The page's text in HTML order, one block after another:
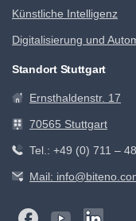
Künstliche Intelligenz
Digitalisierung und
Standort Stuttgart
Ernsthaldenstr. 17
70565 Stuttgart
Tel.: +49 (0) 711 –
Mail: